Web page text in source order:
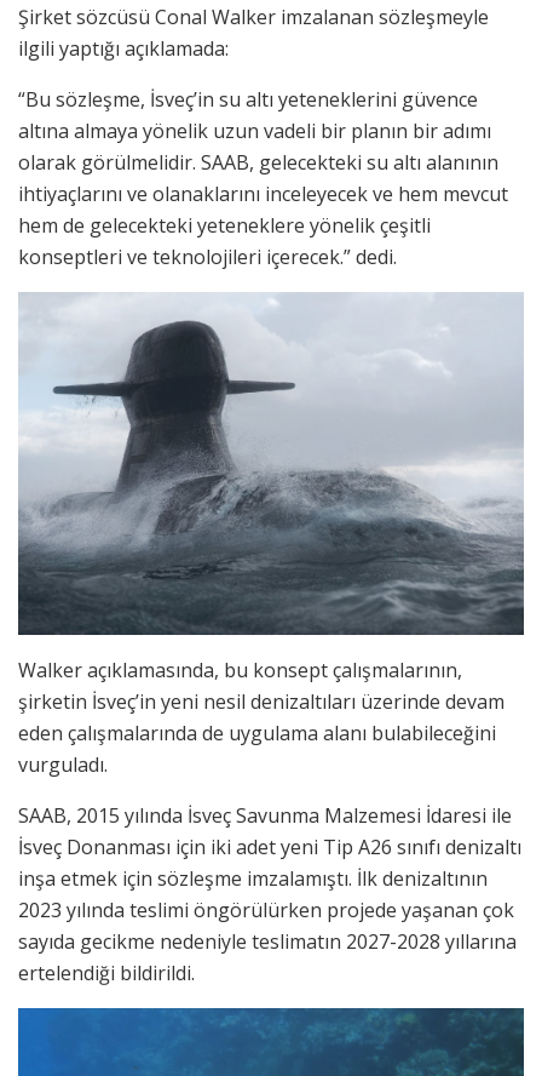
Şirket sözcüsü Conal Walker imzalanan sözleşmeyle
ilgili yaptığı açıklamada:
“Bu sözleşme, İsveç’in su altı yeteneklerini güvence
altına almaya yönelik uzun vadeli bir planın bir adımı
olarak görülmelidir. SAAB, gelecekteki su altı alanının
ihtiyaçlarını ve olanaklarını inceleyecek ve hem mevcut
hem de gelecekteki yeteneklere yönelik çeşitli
konseptleri ve teknolojileri içerecek.” dedi.
Walker açıklamasında, bu konsept çalışmalarının,
şirketin İsveç’in yeni nesil denizaltıları üzerinde devam
eden çalışmalarında de uygulama alanı bulabileceğini
vurguladı.
SAAB, 2015 yılında İsveç Savunma Malzemesi İdaresi ile
İsveç Donanması için iki adet yeni Tip A26 sınıfı denizaltı
inşa etmek için sözleşme imzalamıştı. İlk denizaltının
2023 yılında teslimi öngörülürken projede yaşanan çok
sayıda gecikme nedeniyle teslimatın 2027-2028 yıllarına
ertelendiği bildirildi.